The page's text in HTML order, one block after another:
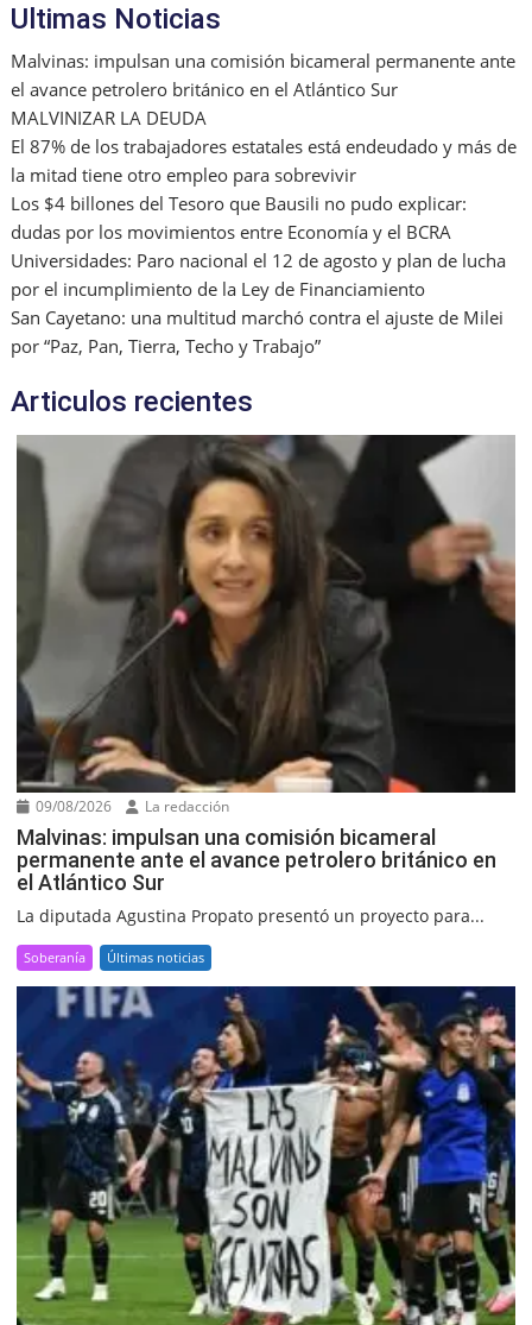
Ultimas Noticias
Malvinas: impulsan una comisión bicameral permanente ante
el avance petrolero británico en el Atlántico Sur
MALVINIZAR LA DEUDA
El 87% de los trabajadores estatales está endeudado y más de
la mitad tiene otro empleo para sobrevivir
Los $4 billones del Tesoro que Bausili no pudo explicar:
dudas por los movimientos entre Economía y el BCRA
Universidades: Paro nacional el 12 de agosto y plan de lucha
por el incumplimiento de la Ley de Financiamiento
San Cayetano: una multitud marchó contra el ajuste de Milei
por “Paz, Pan, Tierra, Techo y Trabajo”
Articulos recientes
09/08/2026 La redacción
Malvinas: impulsan una comisión bicameral
permanente ante el avance petrolero británico en
el Atlántico Sur
La diputada Agustina Propato presentó un proyecto para...
Soberanía Últimas noticias